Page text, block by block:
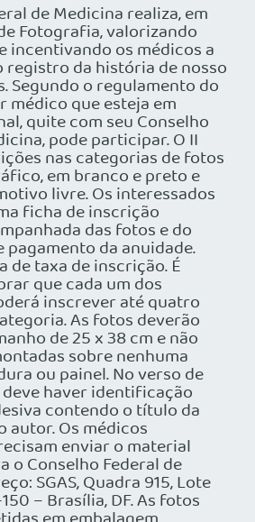
de Medicina realiza, em
Fotografia, valorizando
incentivando os médicos a
registro da história de nosso
Segundo o regulamento do
médico que esteja em
quite com seu Conselho
pode participar. O II
nas categorias de fotos
em branco e preto e
livre. Os interessados
ficha de inscrição
das fotos e do
da anuidade.
de taxa de inscrição. É
que cada um dos
inscrever até quatro
As fotos deverão
de 25 x 38 cm e não
sobre nenhuma
ou painel. No verso de
deve haver identificação
contendo o título da
autor. Os médicos
enviar o material
o Conselho Federal de
SGAS, Quadra 915, Lote
– Brasília, DF. As fotos